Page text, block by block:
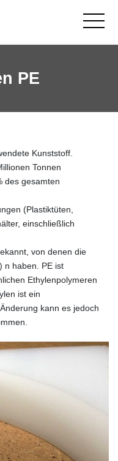
PE
Kunststoff.
Tonnen
des gesamten
(Plastiktüten,
einschließlich
von denen die
n haben. PE ist
Ethylenpolymeren
ist ein
kann es jedoch